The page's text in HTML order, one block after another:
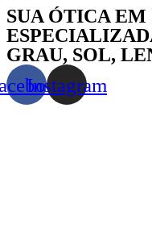
Skip
to
content
SUA ÓTICA
GRAU, SOL,
Instagram